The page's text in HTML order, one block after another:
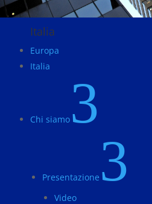
Italia
Europa
Italia
Chi siamo 3
Presentazione 3
Video